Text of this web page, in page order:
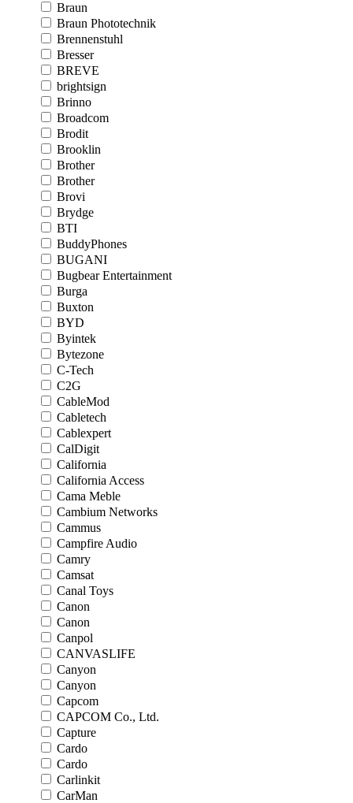
Braun
Braun Phototechnik
Brennenstuhl
Bresser
BREVE
brightsign
Brinno
Broadcom
Brodit
Brooklin
Brother
Brother
Brovi
Brydge
BTI
BuddyPhones
BUGANI
Bugbear Entertainment
Burga
Buxton
BYD
Byintek
Bytezone
C-Tech
C2G
CableMod
Cabletech
Cablexpert
CalDigit
California
California Access
Cama Meble
Cambium Networks
Cammus
Campfire Audio
Camry
Camsat
Canal Toys
Canon
Canon
Canpol
CANVASLIFE
Canyon
Canyon
Capcom
CAPCOM Co., Ltd.
Capture
Cardo
Cardo
Carlinkit
CarMan